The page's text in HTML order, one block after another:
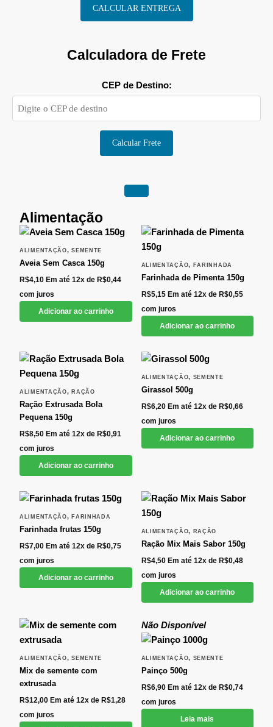
CALCULAR ENTREGA
Calculadora de Frete
CEP de Destino:
Calcular Frete
Alimentação
ALIMENTAÇÃO,SEMENTE
Aveia Sem Casca 150g
R$4,10 Em até 12x de R$0,44
com juros
Adicionar ao carrinho
ALIMENTAÇÃO, FARINHADA
Farinhada de Pimenta 150g
R$5,15 Em até 12x de R$0,55
com juros
Adicionar ao carrinho
ALIMENTAÇÃO,RAÇÃO
Ração Extrusada Bola
Pequena 150g
R$8,50 Em até 12x de R$0,91
com juros
Adicionar ao carrinho
ALIMENTAÇÃO, SEMENTE
Girassol 500g
R$6,20 Em até 12x de R$0,66
com juros
Adicionar ao carrinho
ALIMENTAÇÃO,FARINHADA
Farinhada frutas 150g
R$7,00 Em até 12x de R$0,75
com juros
Adicionar ao carrinho
ALIMENTAÇÃO, RAÇÃO
Ração Mix Mais Sabor 150g
R$4,50 Em até 12x de R$0,48
com juros
Adicionar ao carrinho
ALIMENTAÇÃO,SEMENTE
Mix de semente com
extrusada
R$12,00 Em até 12x de R$1,28
com juros
Não Disponível
ALIMENTAÇÃO, SEMENTE
Painço 500g
R$6,90 Em até 12x de R$0,74
com juros
Leia mais